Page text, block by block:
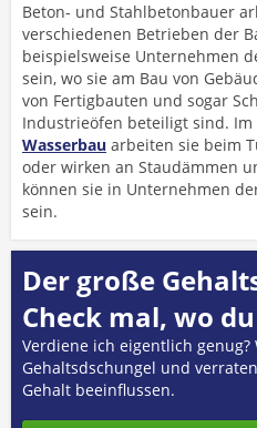
Beton- und Stahlbetonbauer
verschiedenen Betrieben der
beispielsweise Unternehmen
sein, wo sie am Bau von
von Fertigbauten und sogar
Industrieöfen beteiligt sind. Im
Wasserbau arbeiten sie beim
oder wirken an Staudämmen
können sie in Unternehmen
sein.
Der große
Check mal, wo
Verdiene ich eigentlich
Gehaltsdschungel und
Gehalt beeinflussen.